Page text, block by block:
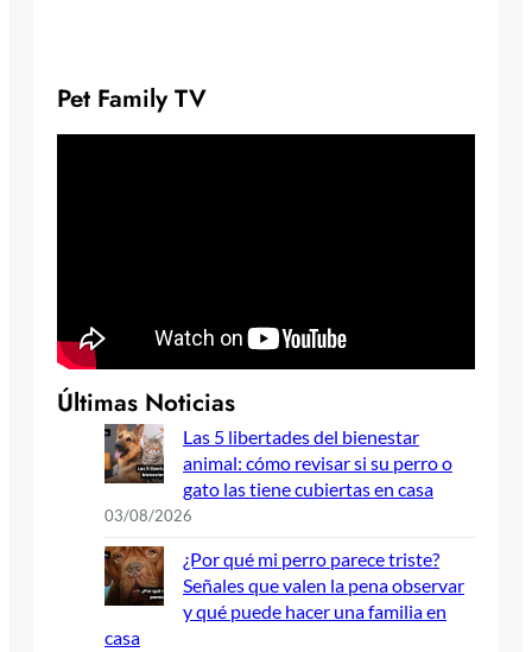
Pet Family TV
Últimas Noticias
Las 5 libertades del bienestar
animal: cómo revisar si su perro o
gato las tiene cubiertas en casa
03/08/2026
¿Por qué mi perro parece triste?
Señales que valen la pena observar
y qué puede hacer una familia en
casa